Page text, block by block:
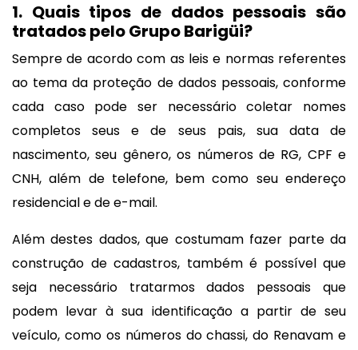
1. Quais tipos de dados pessoais são
tratados pelo Grupo Barigüi?
Sempre de acordo com as leis e normas referentes
ao tema da proteção de dados pessoais, conforme
cada caso pode ser necessário coletar nomes
completos seus e de seus pais, sua data de
nascimento, seu gênero, os números de RG, CPF e
CNH, além de telefone, bem como seu endereço
residencial e de e-mail.
Além destes dados, que costumam fazer parte da
construção de cadastros, também é possível que
seja necessário tratarmos dados pessoais que
podem levar à sua identificação a partir de seu
veículo, como os números do chassi, do Renavam e